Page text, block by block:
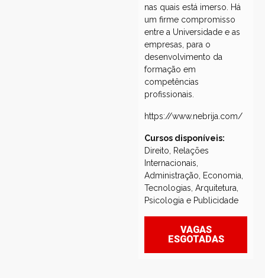
nas quais está imerso. Há
um firme compromisso
entre a Universidade e as
empresas, para o
desenvolvimento da
formação em
competências
profissionais.
https://www.nebrija.com/
Cursos disponíveis:
Direito, Relações
Internacionais,
Administração, Economia,
Tecnologias, Arquitetura,
Psicologia e Publicidade
VAGAS
ESGOTADAS